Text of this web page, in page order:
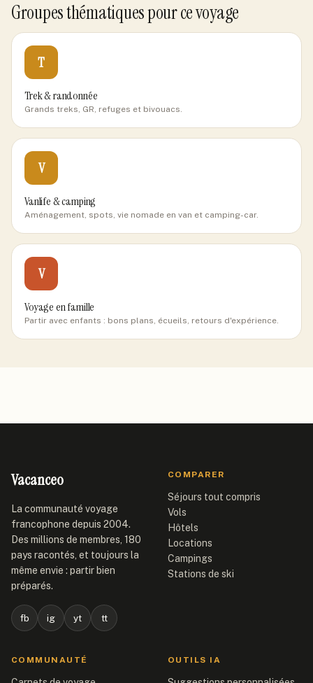
Groupes thématiques pour ce voyage
T
Trek & randonnée
Grands treks, GR, refuges et bivouacs.
V
Vanlife & camping
Aménagement, spots, vie nomade en van et camping-car.
V
Voyage en famille
Partir avec enfants : bons plans, écueils, retours d'expérience.
Vacanceo
La communauté voyage
francophone depuis 2004.
Des millions de membres, 180
pays racontés, et toujours la
même envie : partir bien
préparés.
fb ig yt tt
COMPARER
Séjours tout compris
Vols
Hôtels
Locations
Campings
Stations de ski
COMMUNAUTÉ OUTILS IA